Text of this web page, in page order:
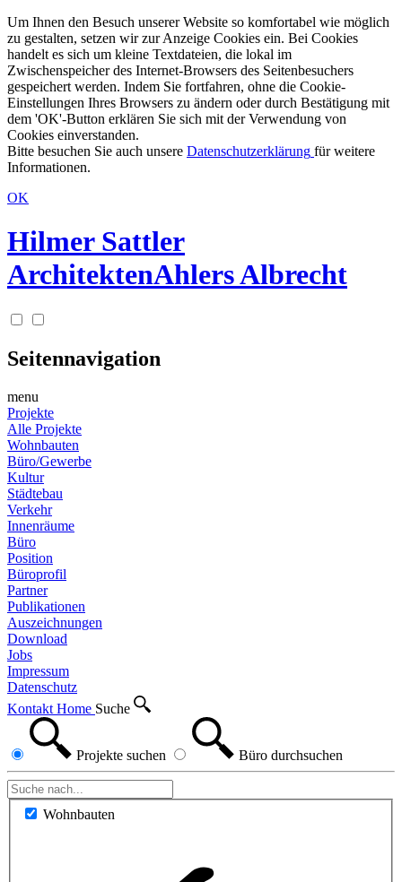
Um Ihnen den Besuch unserer Website so komfortabel wie möglich
zu gestalten, setzen wir zur Anzeige Cookies ein. Bei Cookies
handelt es sich um kleine Textdateien, die lokal im
Zwischenspeicher des Internet-Browsers des Seitenbesuchers
gespeichert werden. Indem Sie fortfahren, ohne die Cookie-
Einstellungen Ihres Browsers zu ändern oder durch Bestätigung mit
dem 'OK'-Button erklären Sie sich mit der Verwendung von
Cookies einverstanden.
Bitte besuchen Sie auch unsere Datenschutzerklärung für weitere
Informationen.
OK
Hilmer Sattler
ArchitektenAhlers Albrecht
Seitennavigation
menu
Projekte
Alle Projekte
Wohnbauten
Büro/Gewerbe
Kultur
Städtebau
Verkehr
Innenräume
Büro
Position
Büroprofil
Partner
Publikationen
Auszeichnungen
Download
Jobs
Impressum
Datenschutz
Kontakt Home Suche
Projekte suchen Büro durchsuchen
Wohnbauten